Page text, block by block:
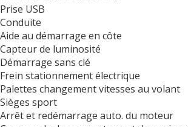
Prise USB
Conduite
Aide au démarrage en côte
Capteur de luminosité
Démarrage sans clé
Frein stationnement électrique
Palettes changement vitesses au volant
Sièges sport
Arrêt et redémarrage auto. du moteur